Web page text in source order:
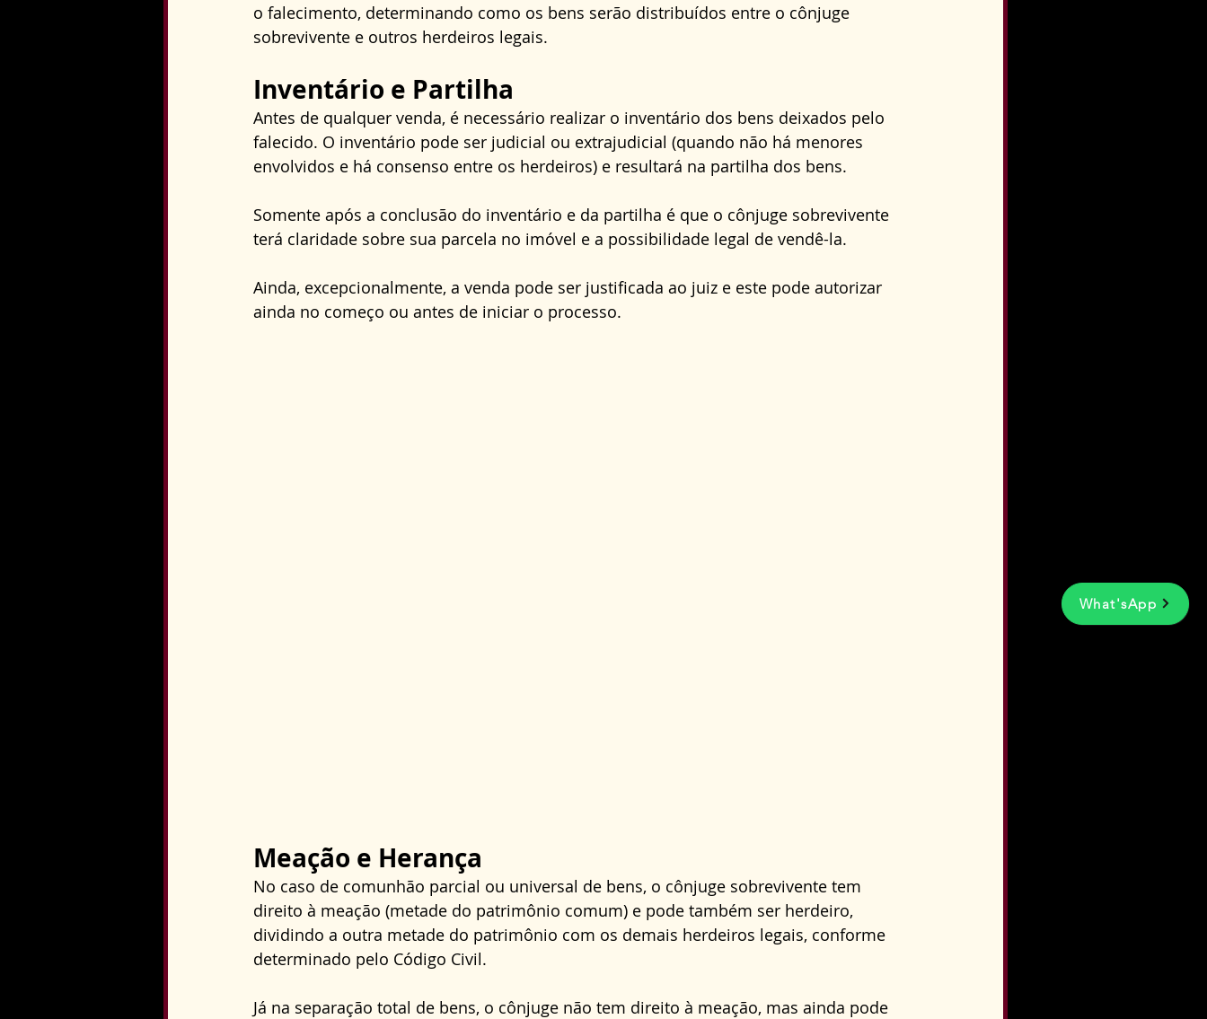
What'sApp
o falecimento, determinando como os bens serão distribuídos entre o cônjuge
sobrevivente e outros herdeiros legais.
Inventário e Partilha
Antes de qualquer venda, é necessário realizar o inventário dos bens deixados pelo
falecido. O inventário pode ser judicial ou extrajudicial (quando não há menores
envolvidos e há consenso entre os herdeiros) e resultará na partilha dos bens.
Somente após a conclusão do inventário e da partilha é que o cônjuge sobrevivente
terá claridade sobre sua parcela no imóvel e a possibilidade legal de vendê-la.
Ainda, excepcionalmente, a venda pode ser justificada ao juiz e este pode autorizar
ainda no começo ou antes de iniciar o processo.
Meação e Herança
No caso de comunhão parcial ou universal de bens, o cônjuge sobrevivente tem
direito à meação (metade do patrimônio comum) e pode também ser herdeiro,
dividindo a outra metade do patrimônio com os demais herdeiros legais, conforme
determinado pelo Código Civil.
Já na separação total de bens, o cônjuge não tem direito à meação, mas ainda pode